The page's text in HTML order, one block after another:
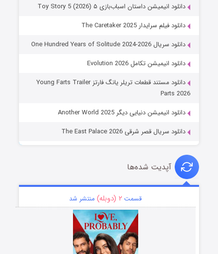
دانلود انیمیشن داستان اسباب‌بازی ۵ Toy Story 5 (2026)
دانلود فیلم سرایدار The Caretaker 2025
دانلود سریال One Hundred Years of Solitude 2024-2026
دانلود انیمیشن تکامل Evolution 2026
دانلود مستند قطعات تریلر یانگ فارتز Young Farts Trailer
Parts 2026
دانلود انیمیشن دنیایی دیگر Another World 2025
دانلود سریال قصر شرقی The East Palace 2026
آپدیت شده‌ها
قسمت ۲ (دوبله) منتشر شد